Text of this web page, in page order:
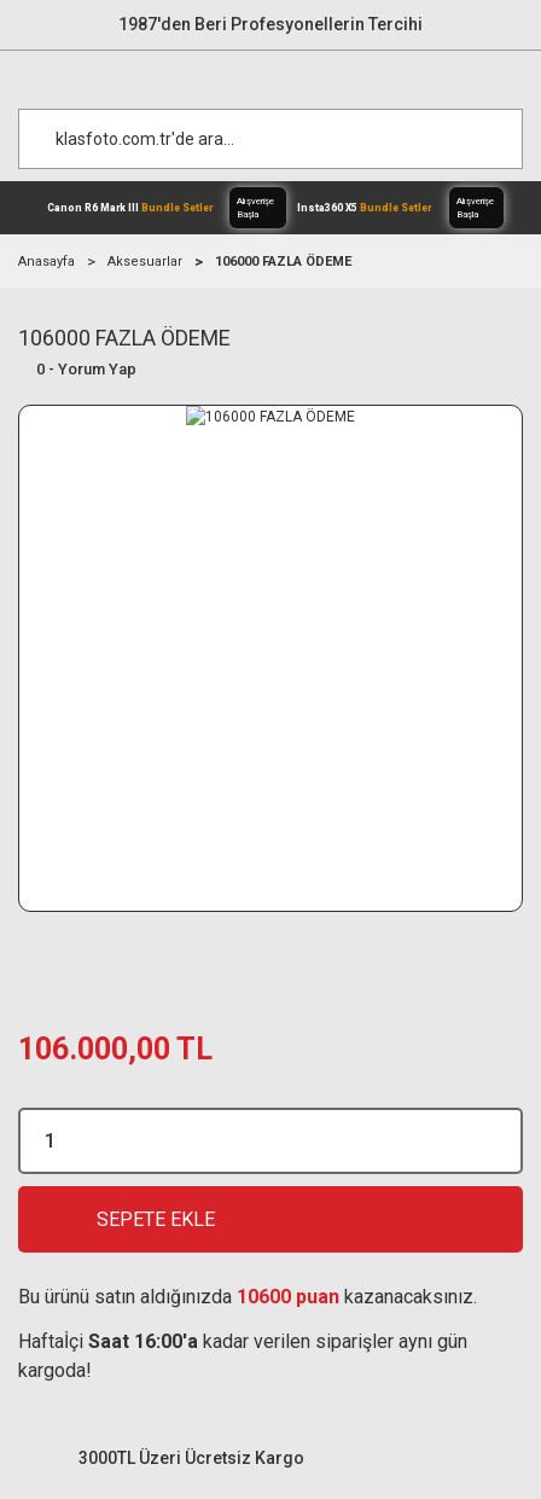
1987'den Beri Profesyonellerin Tercihi
Canon R6 Mark III
Anasayfa Aksesuarlar 106000 FAZLA ÖDEME
106000 FAZLA ÖDEME
0 - Yorum Yap
106.000,00 TL
SEPETE EKLE
Bu ürünü satın aldığınızda 10600 puan kazanacaksınız.
Haftaİçi Saat 16:00'a kadar verilen siparişler aynı gün
kargoda!
3000TL Üzeri Ücretsiz Kargo